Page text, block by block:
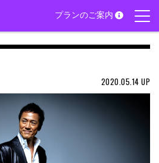
プランのご案内
2020.05.14 UP